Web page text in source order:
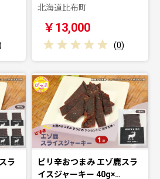
北海道比布町
￥13,000
(0)
ラ
ピリ辛おつまみ エゾ鹿スラ
イスジャーキー 40g×…